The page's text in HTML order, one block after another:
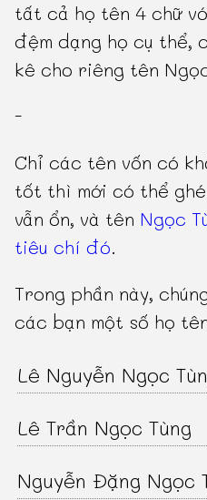
tất cả họ tên 4 chữ
đệm dạng họ cụ thể,
kê cho riêng tên
-
Chỉ các tên vốn có
tốt thì mới có thể
vẫn ổn, và tên Ngọc
tiêu chí đó.
Trong phần này,
các bạn một số họ
Lê Nguyễn Ngọc
Lê Trần Ngọc Tùng
Nguyễn Đặng Ngọc